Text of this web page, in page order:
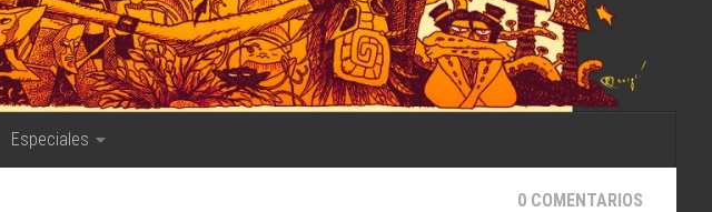
Especiales
0 COMENTARIOS